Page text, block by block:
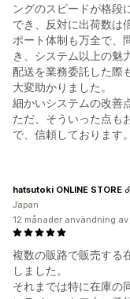
ングのスピードが格段
でき、反対に出荷数は
ポート体制も万全で、
き、システム以上の魅
配送を業務委託した際
大変助かりました。
細かいシステムの改善
ただ、そういった点も
で、信頼しております。
複数の販路で販売する
しました。
それまでは特に在庫の
hatsutoki ONLINE STORE
Japan
12 månader användning av